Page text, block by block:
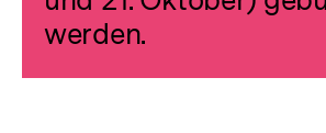
werden.